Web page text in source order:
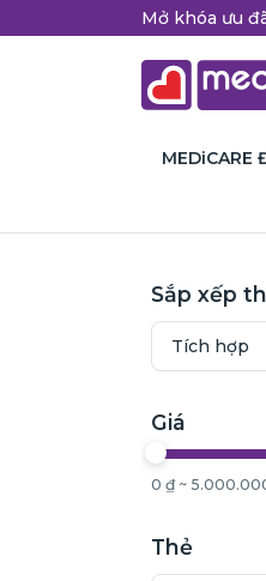
Mở khóa ưu
MEDiCARE
Sắp xếp
Giá
0 ₫ ~
Thẻ